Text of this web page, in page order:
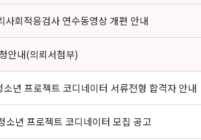
사회적응검사 연수동영상 개편 안내
안내(의뢰서첨부)
년 프로젝트 코디네이터 서류전형 합격자 안내
년 프로젝트 코디네이터 모집 공고